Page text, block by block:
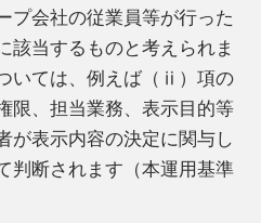
プ会社の従業員等が行った
該当するものと考えられま
いては、例えば（ⅱ）項の
限、担当業務、表示目的等
が表示内容の決定に関与し
判断されます（本運用基準